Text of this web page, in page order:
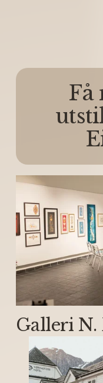
Få
Galleri N.